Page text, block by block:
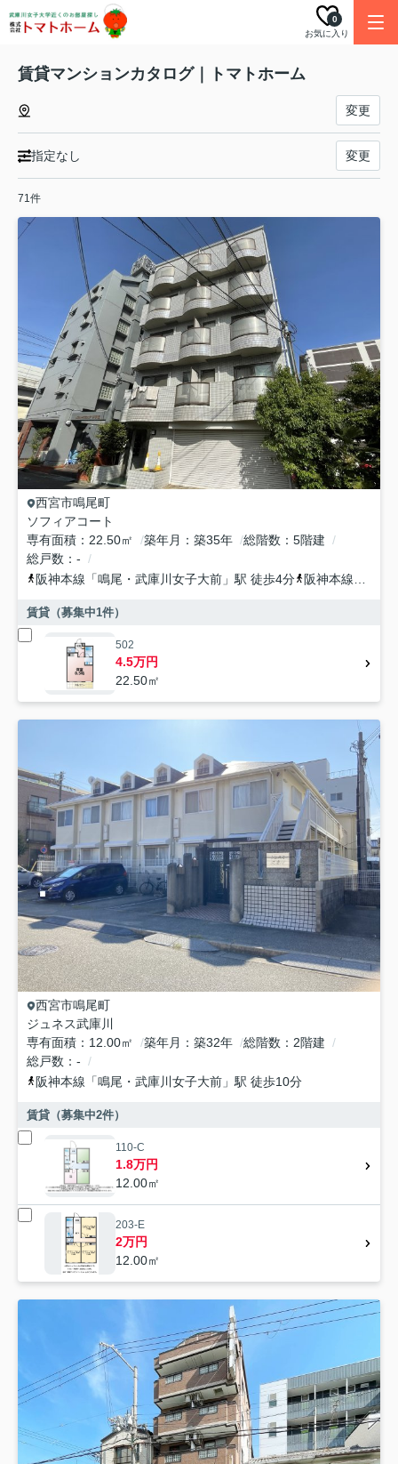
お気に入り
0
賃貸マンションカタログ｜トマトホーム
変更
指定なし 変更
71件
西宮市鳴尾町
ソフィアコート
専有面積
22.50㎡ 築年月 築35年 総階数
5階建
総戸数
-
阪神本線 「鳴尾・武庫川女子大前 」駅 徒歩4分 阪神本線
賃貸（募集中1件）
502
4.5万円
22.50㎡
西宮市鳴尾町
ジュネス武庫川
専有面積
12.00㎡ 築年月 築32年 総階数
2階建
総戸数
-
阪神本線 「鳴尾・武庫川女子大前 」駅 徒歩10分
賃貸（募集中2件）
110-C
1.8万円
12.00㎡
203-E
2万円
12.00㎡